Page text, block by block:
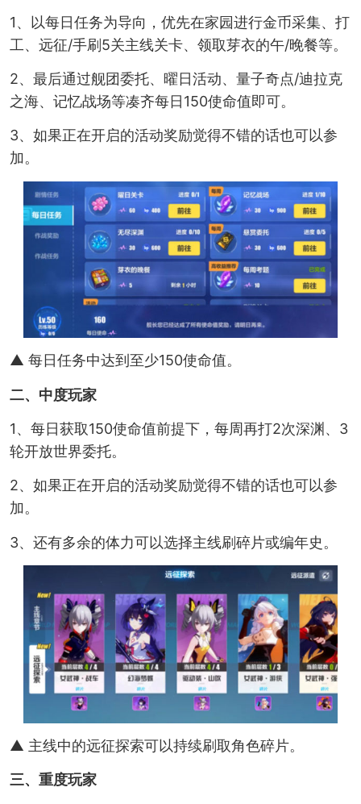
1、以每日任务为导向，优先在家园进行金币采集、打
工、远征/手刷5关主线关卡、领取芽衣的午/晚餐等。
2、最后通过舰团委托、曜日活动、量子奇点/迪拉克
之海、记忆战场等凑齐每日150使命值即可。
3、如果正在开启的活动奖励觉得不错的话也可以参
加。
▲ 每日任务中达到至少150使命值。
二、中度玩家
1、每日获取150使命值前提下，每周再打2次深渊、3
轮开放世界委托。
2、如果正在开启的活动奖励觉得不错的话也可以参
加。
3、还有多余的体力可以选择主线刷碎片或编年史。
▲ 主线中的远征探索可以持续刷取角色碎片。
三、重度玩家